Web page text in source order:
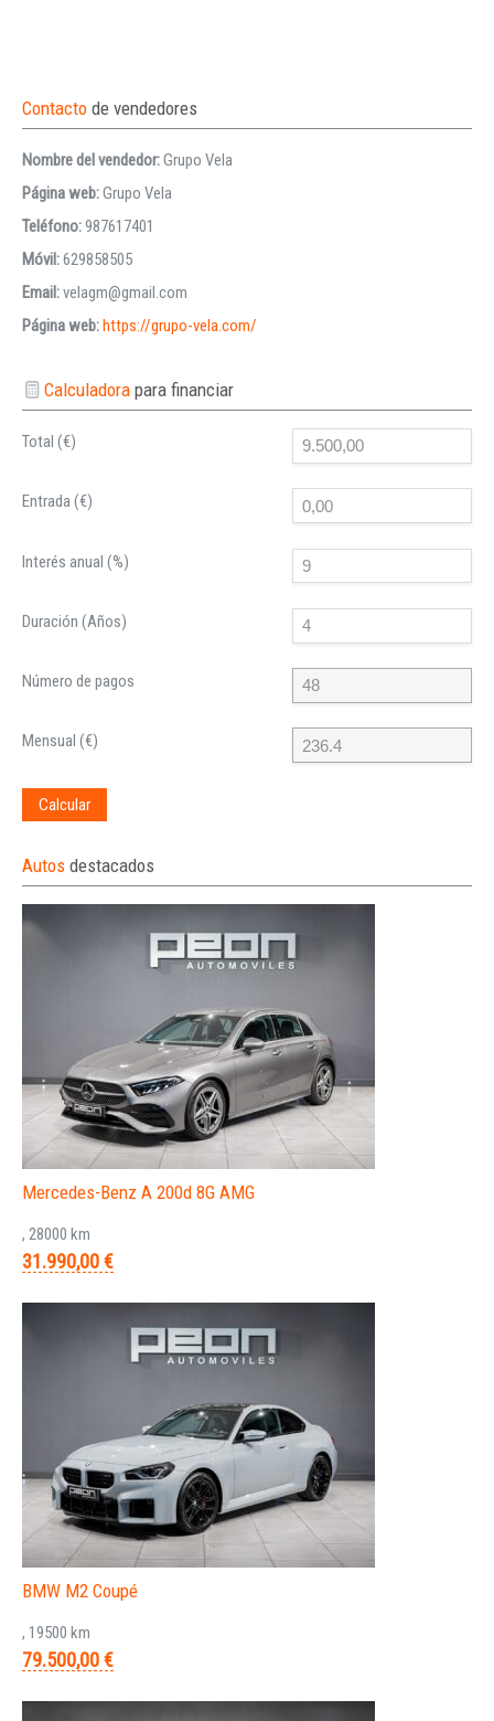
Contacto de vendedores
Nombre del vendedor:Grupo Vela
Página web:Grupo Vela
Teléfono:987617401
Móvil:629858505
Email:velagm@gmail.com
Página web:https://grupo-vela.com/
Calculadorapara financiar
Total (€)
Entrada (€)
Interés anual (%)
Duración (Años)
Número de pagos
Mensual (€)
Calcular
Autos destacados
Mercedes-Benz A 200d 8G AMG
, 28000 km
31.990,00 €
BMW M2 Coupé
, 19500 km
79.500,00 €